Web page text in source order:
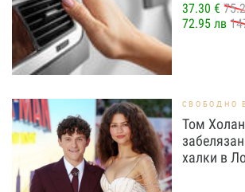
37.30 €
72.95 лв
СВОБОДНО
Том
халки в